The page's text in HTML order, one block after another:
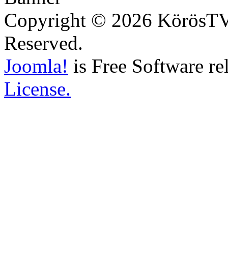
Copyright © 2026
Reserved.
Joomla! is Free Software
License.